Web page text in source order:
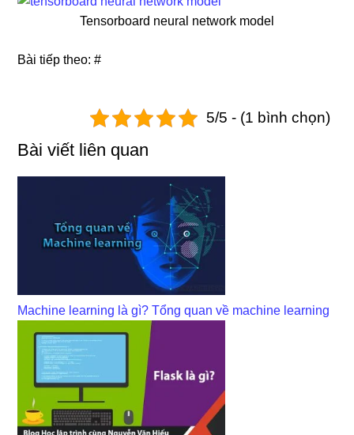
Tensorboard neural network model
Bài tiếp theo: #
5/5 - (1 bình chọn)
Bài viết liên quan
Machine learning là gì? Tổng quan về machine learning